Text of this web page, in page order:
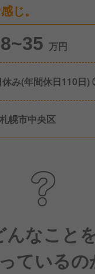
じ。
万円
み(年間休日110日)
幌市中央区
んなこと
ているの